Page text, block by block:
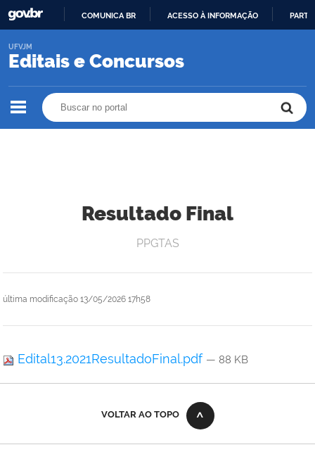
O
COMUNICA BR ACESSO À INFORMAÇÃO
Editais e Concursos
UFVJM
Resultado Final
última modificação 13/05/2026 17h58
PPGTAS
Edital13.2021ResultadoFinal.pdf — 88 KB
VOLTAR AO TOPO